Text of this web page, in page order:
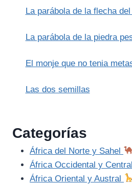
La parábola de la flecha
La parábola de la piedra
El monje que no tenia
Las dos semillas
Categorías
África del Norte y Sahel
África Occidental y Central
África Oriental y Austral